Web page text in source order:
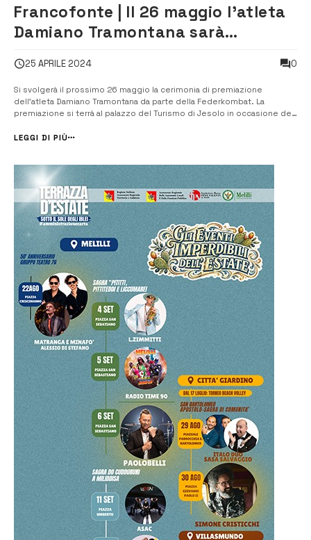
Francofonte | Il 26 maggio l’atleta
Damiano Tramontana sarà
dell’Anno 2023” dalla Federkombat
25 APRILE 2024 0
Si svolgerà il prossimo 26 maggio la cerimonia di premiazione
dell’atleta Damiano Tramontana da parte della Federkombat. La
premiazione si terrà al palazzo del Turismo di Jesolo in occasione dei
premio “Atleta dell’Anno 2023” per il successo otten...
LEGGI DI PIÙ